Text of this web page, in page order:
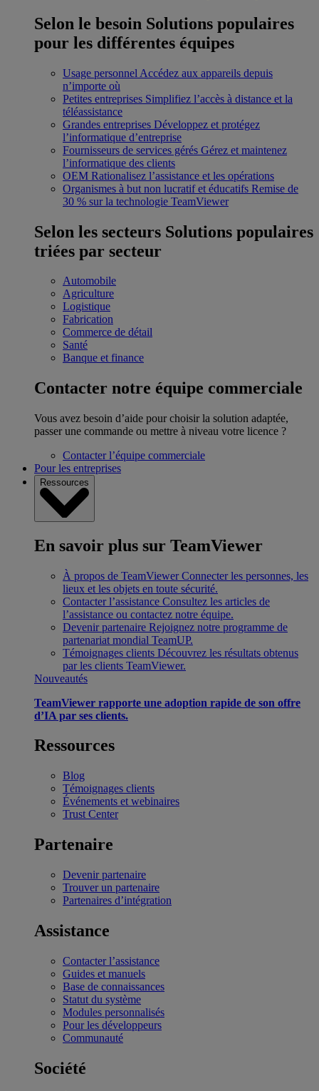
Selon le besoin Solutions populaires
pour les différentes équipes
Usage personnel Accédez aux appareils depuis
n’importe où
Petites entreprises Simplifiez l’accès à distance et la
téléassistance
Grandes entreprises Développez et protégez
l’informatique d’entreprise
Fournisseurs de services gérés Gérez et maintenez
l’informatique des clients
OEM Rationalisez l’assistance et les opérations
Organismes à but non lucratif et éducatifs Remise de
30 % sur la technologie TeamViewer
Selon les secteurs Solutions populaires
triées par secteur
Automobile
Agriculture
Logistique
Fabrication
Commerce de détail
Santé
Banque et finance
Contacter notre équipe commerciale
Vous avez besoin d’aide pour choisir la solution adaptée,
passer une commande ou mettre à niveau votre licence ?
Contacter l’équipe commerciale
Pour les entreprises
Ressources
En savoir plus sur TeamViewer
À propos de TeamViewer Connecter les personnes, les
lieux et les objets en toute sécurité.
Contacter l’assistance Consultez les articles de
l’assistance ou contactez notre équipe.
Devenir partenaire Rejoignez notre programme de
partenariat mondial TeamUP.
Témoignages clients Découvrez les résultats obtenus
par les clients TeamViewer.
Nouveautés
TeamViewer rapporte une adoption rapide de son offre
d’IA par ses clients.
Ressources
Blog
Témoignages clients
Événements et webinaires
Trust Center
Partenaire
Devenir partenaire
Trouver un partenaire
Partenaires d’intégration
Assistance
Contacter l’assistance
Guides et manuels
Base de connaissances
Statut du système
Modules personnalisés
Pour les développeurs
Communauté
Société